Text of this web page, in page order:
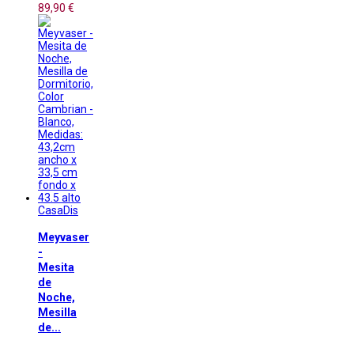
89,90 €
CasaDis
Meyvaser
-
Mesita
de
Noche,
Mesilla
de...